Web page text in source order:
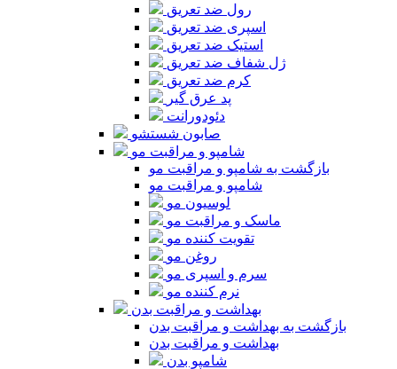
رول ضد تعریق
اسپری ضد تعریق
استیک ضد تعریق
ژل شفاف ضد تعریق
کرم ضد تعریق
پد عرق گیر
دئودورانت
صابون شستشو
شامپو و مراقبت مو
بازگشت به شامپو و مراقبت مو
شامپو و مراقبت مو
لوسیون مو
ماسک و مراقبت مو
تقویت کننده مو
روغن مو
سرم و اسپری مو
نرم کننده مو
بهداشت و مراقبت بدن
بازگشت به بهداشت و مراقبت بدن
بهداشت و مراقبت بدن
شامپو بدن